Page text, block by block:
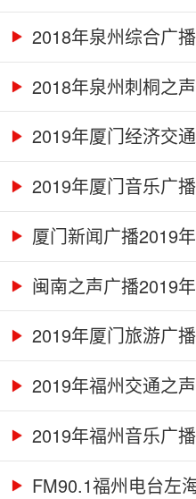
2018年泉州综合广
2018年泉州刺桐之
2019年厦门经济交
2019年厦门音乐广
厦门新闻广播2019
闽南之声广播2019
2019年厦门旅游广
2019年福州交通之
2019年福州音乐广
FM90.1福州电台左